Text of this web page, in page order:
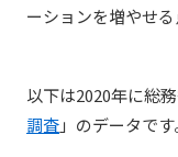
ーションを増やせる
以下は2020年に総
調査」のデータです